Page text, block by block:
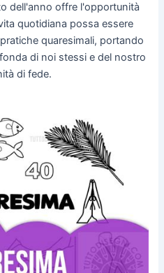
dell'anno offre l'opportunità
quotidiana possa essere
quaresimali, portando
di noi stessi e del nostro
di fede.